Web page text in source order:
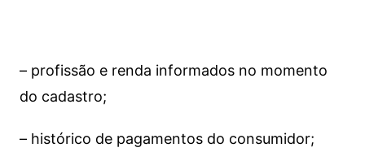
– profissão e renda informados no momento
do cadastro;
– histórico de pagamentos do consumidor;